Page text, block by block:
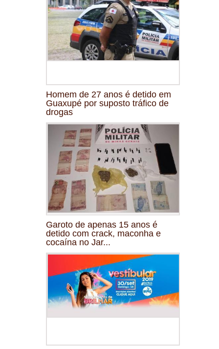
Homem de 27 anos é detido em
Guaxupé por suposto tráfico de
drogas
Garoto de apenas 15 anos é
detido com crack, maconha e
cocaína no Jar...